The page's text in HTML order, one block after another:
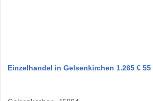
Einzelhandel in Gelsenkirchen 1.265 € 55